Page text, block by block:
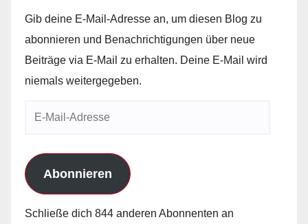
Gib deine E-Mail-Adresse an, um diesen Blog zu
abonnieren und Benachrichtigungen über neue
Beiträge via E-Mail zu erhalten. Deine E-Mail wird
niemals weitergegeben.
Adresse
Abonnieren
Schließe dich 844 anderen Abonnenten an